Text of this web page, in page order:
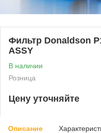
Фильтр Donaldson
ASSY
В наличии
Розница
Цену уточняйте
Описание